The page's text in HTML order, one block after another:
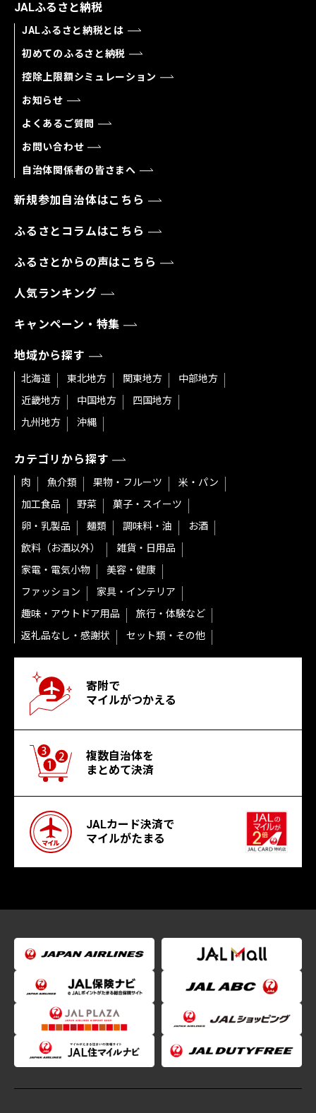
JALふるさと納税
JALふるさと納税とは
初めてのふるさと納税
控除上限額シミュレーション
お知らせ
よくあるご質問
お問い合わせ
自治体関係者の皆さまへ
新規参加自治体はこちら
ふるさとコラムはこちら
ふるさとからの声はこちら
人気ランキング
キャンペーン・特集
地域から探す
北海道 東北地方 関東地方
中部地方
近畿地方
中国地方
四国地方
九州地方
沖縄
カテゴリから探す
肉 魚介類 果物・フルーツ
米・パン
加工食品
野菜
菓子・スイーツ
卵・乳製品
麺類 調味料・油
お酒
飲料（お酒以外）
雑貨・日用品
家電・電気小物
美容・健康
ファッション
家具・インテリア
趣味・アウトドア用品
旅行・体験など
返礼品なし・感謝状
セット類・その他
寄附で
マイルがつかえる
複数自治体を
まとめて決済
JALカード決済で
マイルがたまる